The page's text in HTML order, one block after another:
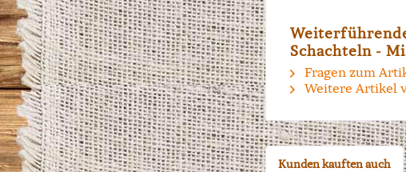
Schachteln -
Fragen zum
Weitere Artikel
Kunden kauften auch